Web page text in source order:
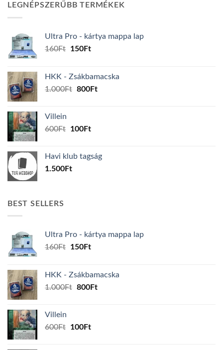
LEGNÉPSZERŰBB TERMÉKEK
Ultra Pro - kártya mappa lap
160Ft
Original
160Ft.
150FtCurrent
150Ft.
HKK - Zsákbamacska
1.000Ft Original
800FtCurrent
Villein
600Ft
Original
600Ft.
100FtCurrent
100Ft.
Havi klub tagság
1.500Ft
BEST SELLERS
Ultra Pro - kártya mappa lap
160Ft
Original
160Ft.
150FtCurrent
150Ft.
HKK - Zsákbamacska
1.000Ft Original
800FtCurrent
Villein
600Ft
Original
100FtCurrent